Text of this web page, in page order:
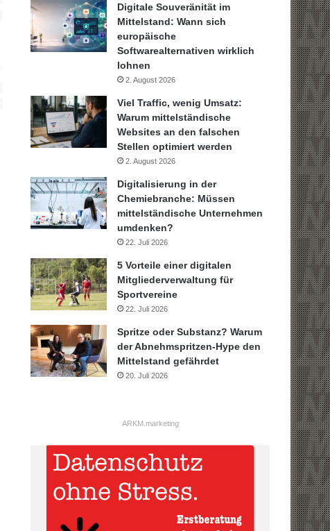
Digitale Souveränität im
Mittelstand: Wann sich
europäische
Softwarealternativen wirklich
lohnen
2. August 2026
Viel Traffic, wenig Umsatz:
Warum mittelständische
Websites an den falschen
Stellen optimiert werden
2. August 2026
Digitalisierung in der
Chemiebranche: Müssen
mittelständische Unternehmen
umdenken?
22. Juli 2026
5 Vorteile einer digitalen
Mitgliederverwaltung für
Sportvereine
22. Juli 2026
Spritze oder Substanz? Warum
der Abnehmspritzen-Hype den
Mittelstand gefährdet
20. Juli 2026
ARKM.marketing